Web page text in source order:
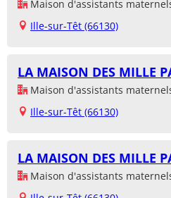
Maison d'assistants
Ille-sur-Têt (66130)
LA MAISON DES MILLE
Maison d'assistants
Ille-sur-Têt (66130)
LA MAISON DES MILLE
Maison d'assistants